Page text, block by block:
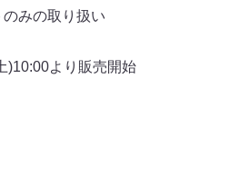
みの取り扱い
)10:00より販売開始